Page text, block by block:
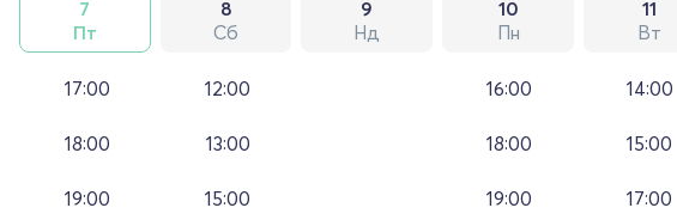
7
Пт
8
Сб
9
Нд
10
Пн
11
Вт
17:00
18:00
19:00
12:00
13:00
15:00
16:00
18:00
19:00
14:00
15:00
17:00